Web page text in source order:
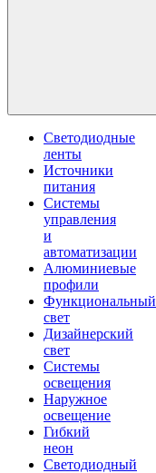
Светодиодные
ленты
Источники
питания
Системы
управления
и
автоматизации
Алюминиевые
профили
Функциональный
свет
Дизайнерский
свет
Системы
освещения
Наружное
освещение
Гибкий
неон
Светодиодный